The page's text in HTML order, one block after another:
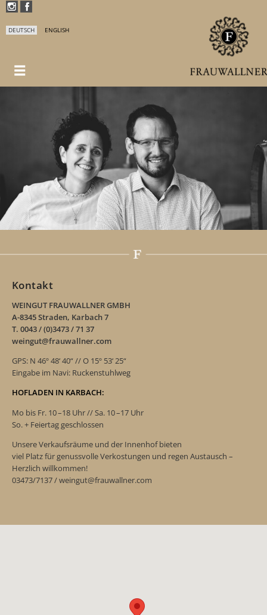
DEUTSCH ENGLISH
Kontakt
WEINGUT FRAUWALLNER GMBH
A-8345 Straden, Karbach 7
T. 0043 / (0)3473 / 71 37
weingut@frauwallner.com
GPS: N 46º 48‘ 40“ // O 15º 53‘ 25“
Eingabe im Navi: Ruckenstuhlweg
HOFLADEN IN KARBACH:
Mo bis Fr. 10 –18 Uhr // Sa. 10 –17 Uhr
So. + Feiertag geschlossen
Unsere Verkaufsräume und der Innenhof bieten
viel Platz für genussvolle Verkostungen und regen Austausch –
Herzlich willkommen!
03473/7137 / weingut@frauwallner.com